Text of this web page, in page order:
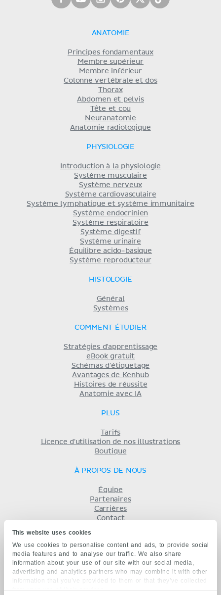
This website uses cookies
We use cookies to personalise content and ads, to provide social
media features and to analyse our traffic. We also share
information about your use of our site with our social media,
advertising and analytics partners who may combine it with other
information that you’ve provided to them or that they’ve collected
from your use of their services.
ANATOMIE
Principes fondamentaux
Membre supérieur
Membre inférieur
Colonne vertébrale et dos
Thorax
Abdomen et pelvis
Tête et cou
Neuranatomie
Anatomie radiologique
PHYSIOLOGIE
Introduction à la physiologie
Système musculaire
Système nerveux
Système cardiovasculaire
Système lymphatique et système immunitaire
Système endocrinien
Système respiratoire
Système digestif
Système urinaire
Équilibre acido-basique
Système reproducteur
HISTOLOGIE
Général
Systèmes
COMMENT ÉTUDIER
Stratégies d'apprentissage
eBook gratuit
Schémas d'étiquetage
Avantages de Kenhub
Histoires de réussite
Anatomie avec IA
PLUS
Tarifs
Licence d'utilisation de nos illustrations
Boutique
À PROPOS DE NOUS
Équipe
Partenaires
Carrières
Contact
Politique de confidentialité
KENHUB EN...
English